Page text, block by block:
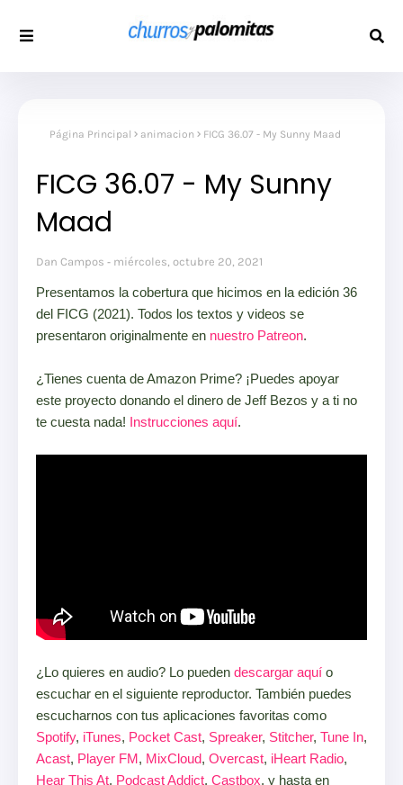
Página Principal animacion FICG 36.07 - My Sunny Maad
FICG 36.07 - My Sunny
Maad
Dan Campos miércoles, octubre 20, 2021
Presentamos la cobertura que hicimos en la edición 36
del FICG (2021). Todos los textos y videos se
presentaron originalmente en nuestro Patreon.
¿Tienes cuenta de Amazon Prime? ¡Puedes apoyar
este proyecto donando el dinero de Jeff Bezos y a ti no
te cuesta nada! Instrucciones aquí.
¿Lo quieres en audio? Lo pueden descargar aquí o
escuchar en el siguiente reproductor. También puedes
escucharnos con tus aplicaciones favoritas como
Spotify, iTunes, Pocket Cast, Spreaker, Stitcher, Tune In,
Acast, Player FM, MixCloud, Overcast, iHeart Radio,
Hear This At, Podcast Addict, Castbox, y hasta en